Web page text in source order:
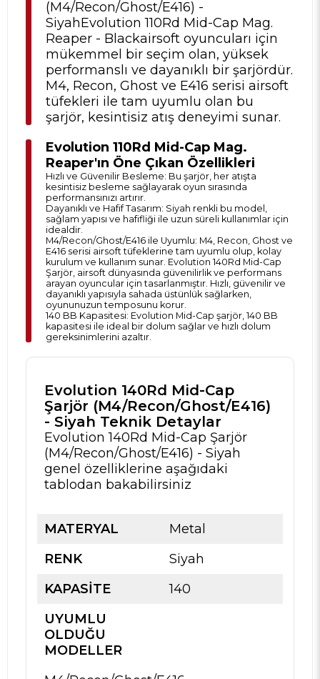
(M4/Recon/Ghost/E416) -
SiyahEvolution 110Rd Mid-Cap Mag.
Reaper - Blackairsoft oyuncuları için
mükemmel bir seçim olan, yüksek
performanslı ve dayanıklı bir şarjördür.
M4, Recon, Ghost ve E416 serisi airsoft
tüfekleri ile tam uyumlu olan bu
şarjör, kesintisiz atış deneyimi sunar.
Evolution 110Rd Mid-Cap Mag.
Reaper'ın Öne Çıkan Özellikleri
Hızlı ve Güvenilir Besleme: Bu şarjör, her atışta
kesintisiz besleme sağlayarak oyun sırasında
performansınızı artırır.
Dayanıklı ve Hafif Tasarım: Siyah renkli bu model,
sağlam yapısı ve hafifliği ile uzun süreli kullanımlar için
idealdir.
M4/Recon/Ghost/E416 ile Uyumlu: M4, Recon, Ghost ve
E416 serisi airsoft tüfeklerine tam uyumlu olup, kolay
kurulum ve kullanım sunar. Evolution 140Rd Mid-Cap
Şarjör, airsoft dünyasında güvenilirlik ve performans
arayan oyuncular için tasarlanmıştır. Hızlı, güvenilir ve
dayanıklı yapısıyla sahada üstünlük sağlarken,
oyununuzun temposunu korur.
140 BB Kapasitesi: Evolution Mid-Cap şarjör, 140 BB
kapasitesi ile ideal bir dolum sağlar ve hızlı dolum
gereksinimlerini azaltır.
Evolution 140Rd Mid-Cap
Şarjör (M4/Recon/Ghost/E416)
- Siyah Teknik Detaylar
Evolution 140Rd Mid-Cap Şarjör
(M4/Recon/Ghost/E416) - Siyah
genel özelliklerine aşağıdaki
tablodan bakabilirsiniz
MATERYAL
Metal
RENK
Siyah
KAPASITE
140
UYUMLU
OLDUĞU
MODELLER